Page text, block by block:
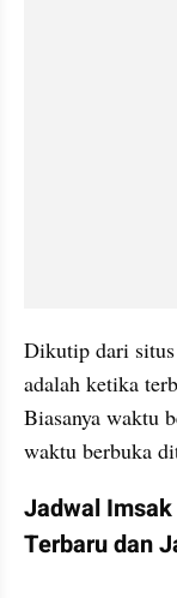
Dikutip dari
adalah ketika
Biasanya waktu
waktu berbuka
Jadwal
Terbaru dan